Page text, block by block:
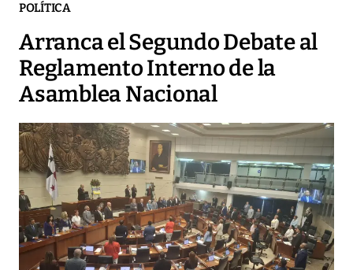
POLÍTICA
Arranca el Segundo Debate al
Reglamento Interno de la
Asamblea Nacional